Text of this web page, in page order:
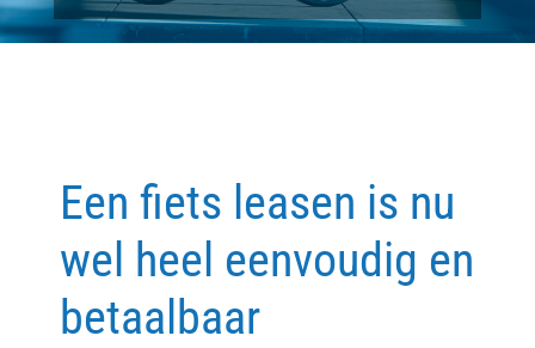
Modellen
Contact
Een fiets leasen is nu
wel heel eenvoudig en
betaalbaar